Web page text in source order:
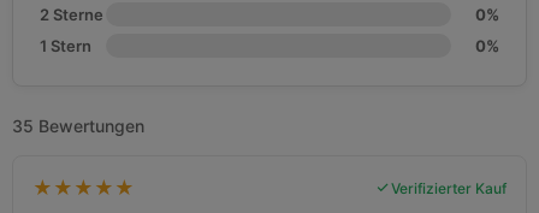
2 Sterne
0%
1 Stern
0%
35 Bewertungen
★ ★ ★ ★ ★ Verifizierter Kauf